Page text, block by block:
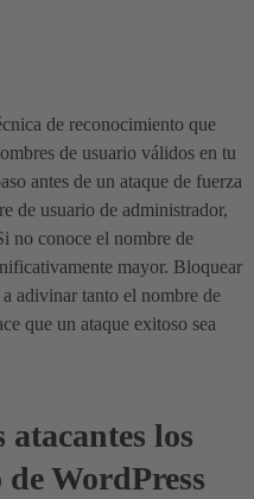
de reconocimiento que
de usuario válidos en tu
antes de un ataque de fuerza
de usuario de administrador,
no conoce el nombre de
mayor. Bloquear
adivinar tanto el nombre de
que un ataque exitoso sea
los
WordPress